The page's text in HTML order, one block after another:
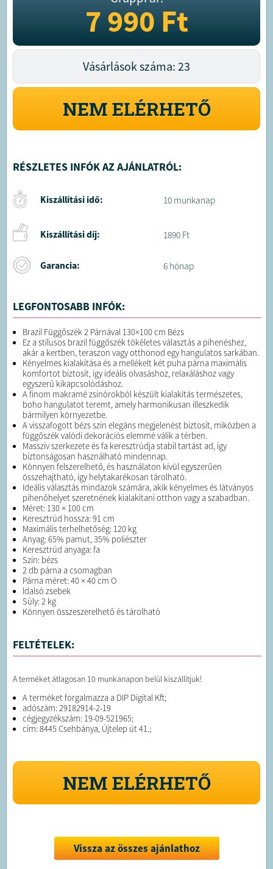
7 990Ft
Vásárlások száma: 23
NEM ELÉRHETŐ
RÉSZLETES INFÓK AZ AJÁNLATRÓL:
Kiszállítási idő: 10 munkanap
Kiszállítási díj: 1890 Ft
Garancia: 6 hónap
LEGFONTOSABB INFÓK:
Brazil Függőszék 2 Párnával 130×100 cm Bézs
Ez a stílusos brazil függőszék tökéletes választás a pihenéshez,
akár a kertben, teraszon vagy otthonod egy hangulatos sarkában.
Kényelmes kialakítása és a mellékelt két puha párna maximális
komfortot biztosít, így ideális olvasáshoz, relaxáláshoz vagy
egyszerű kikapcsolódáshoz.
A finom makramé zsinórokból készült kialakítás természetes,
boho hangulatot teremt, amely harmonikusan illeszkedik
bármilyen környezetbe.
A visszafogott bézs szín elegáns megjelenést biztosít, miközben a
függőszék valódi dekorációs elemmé válik a térben.
Masszív szerkezete és fa keresztrúdja stabil tartást ad, így
biztonságosan használható mindennap.
Könnyen felszerelhető, és használaton kívül egyszerűen
összehajtható, így helytakarékosan tárolható.
Ideális választás mindazok számára, akik kényelmes és látványos
pihenőhelyet szeretnének kialakítani otthon vagy a szabadban.
Méret: 130 × 100 cm
Keresztrúd hossza: 91 cm
Maximális terhelhetőség: 120 kg
Anyag: 65% pamut, 35% poliészter
Keresztrúd anyaga: fa
Szín: bézs
2 db párna a csomagban
Párna méret: 40 × 40 cm O
ldalsó zsebek
Súly: 2 kg
Könnyen összeszerelhető és tárolható
FELTÉTELEK:
A terméket átlagosan 10 munkanapon belül kiszállítjuk!
A terméket forgalmazza a DIP Digital Kft;
adószám: 29182914-2-19
cégjegyzékszám: 19-09-521965;
cím: 8445 Csehbánya, Újtelep út 41.;
NEM ELÉRHETŐ
Vissza az összes ajánlathoz